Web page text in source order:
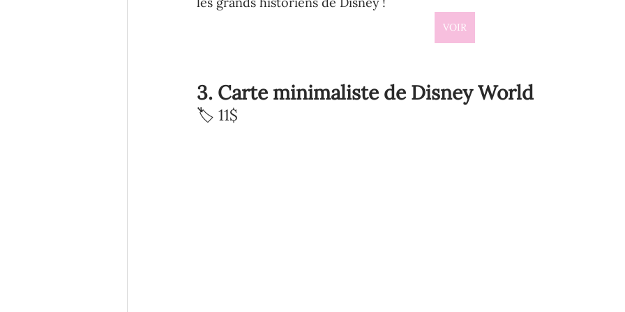
VOIR
3. Carte minimaliste de Disney World
🏷️ 11$